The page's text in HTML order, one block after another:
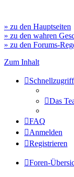
» zu den Hauptseiten
» zu den wahren
» zu den Forums-
Zum Inhalt
Schnellzugriff
Das
FAQ
Anmelden
Registrieren
Foren-